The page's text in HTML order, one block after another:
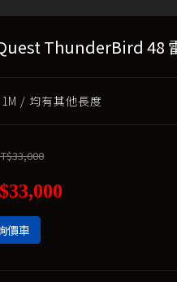
ThunderBird 48
/ 均有其他長度
價車